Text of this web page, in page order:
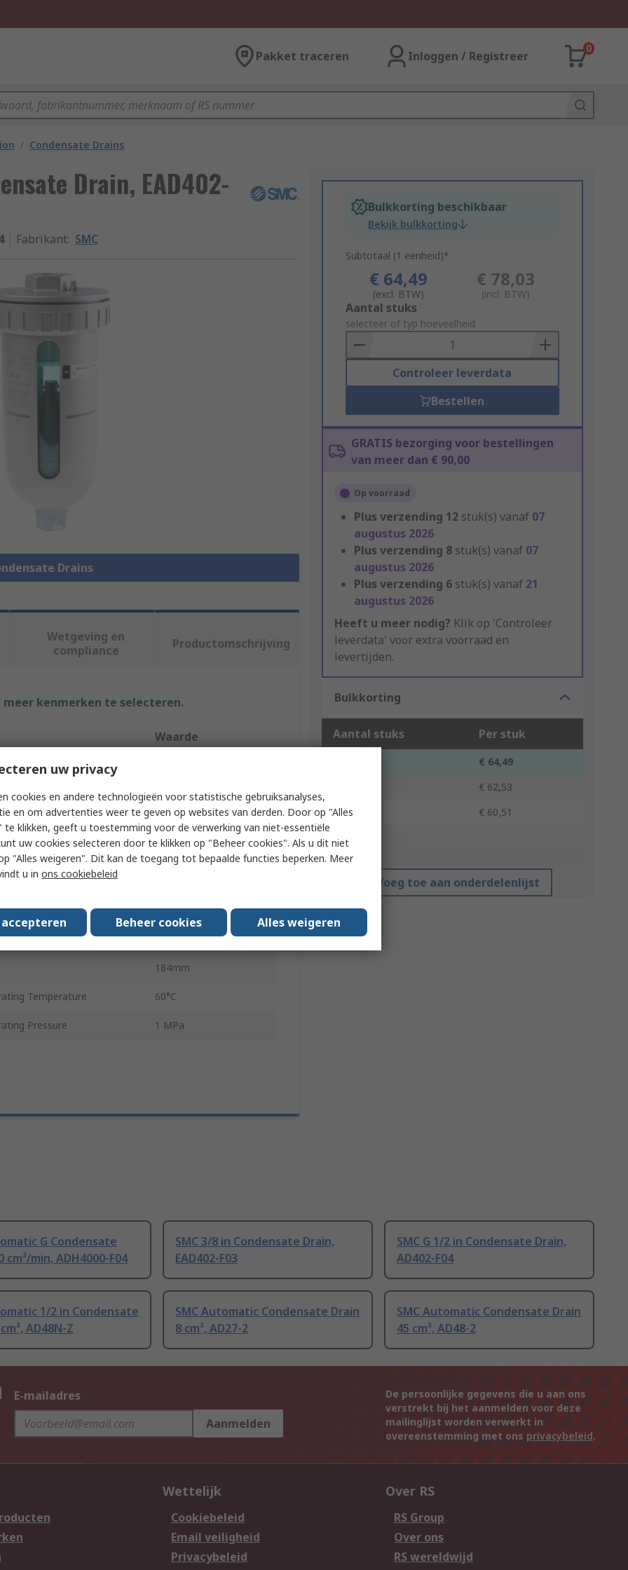
Pakket traceren Inloggen / Registreer
0
/ Condensate Drains
Drain, EAD402-
Fabrikant: SMC
Drains
Bulkkorting beschikbaar
Bekijk bulkkorting
Subtotaal (1 eenheid)*
€ 64,49
(excl. BTW)
€ 78,03
(incl. BTW)
Add
to
Basket
Aantal stuks
selecteer of typ hoeveelheid
Controleer leverdata
Bestellen
GRATIS bezorging voor bestellingen
van meer dan € 90,00
Op voorraad
Plus verzending 12 stuk(s) vanaf 07
augustus 2026
Plus verzending 8 stuk(s) vanaf 07
augustus 2026
Plus verzending 6 stuk(s) vanaf 21
augustus 2026
Heeft u meer nodig? Klik op 'Controleer
leverdata' voor extra voorraad en
levertijden.
Bulkkorting
Aantal stuks Per stuk
€ 64,49
€ 62,53
10 +
€ 60,51
*prijsindicatie
Voeg toe aan onderdelenlijst
Wetgeving en
compliance
Productomschrijving
kenmerken te selecteren.
Waarde
Condensate Drain
Automatic
Pressure 0.05MPa
Size
Temperature 5°C
No
184mm
Temperature 60°C
Pressure 1 MPa
G Condensate
cm³/min, ADH4000-F04
SMC 3/8 in Condensate Drain,
EAD402-F03
SMC G 1/2 in Condensate Drain,
AD402-F04
1/2 in Condensate
AD48N-Z
SMC Automatic Condensate Drain
8 cm³, AD27-2
SMC Automatic Condensate Drain
45 cm³, AD48-2
E-mailadres
Aanmelden
De persoonlijke gegevens die u aan ons
verstrekt bij het aanmelden voor deze
mailinglijst worden verwerkt in
overeenstemming met ons privacybeleid.
Wettelijk
Cookiebeleid
Email veiligheid
Privacybeleid
Over RS
RS Group
Over ons
RS wereldwijd
uw privacy
cookies en andere technologieën voor statistische gebruiksanalyses,
en om advertenties weer te geven op websites van derden. Door op "Alles
te klikken, geeft u toestemming voor de verwerking van niet-essentiële
uw cookies selecteren door te klikken op "Beheer cookies". Als u dit niet
"Alles weigeren". Dit kan de toegang tot bepaalde functies beperken. Meer
u in ons cookiebeleid
Beheer cookies Alles weigeren